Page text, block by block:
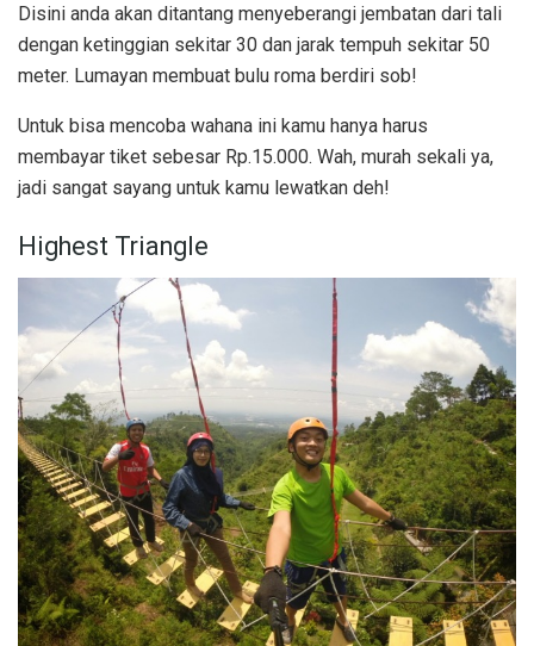
Disini anda akan ditantang menyeberangi jembatan dari tali
dengan ketinggian sekitar 30 dan jarak tempuh sekitar 50
meter. Lumayan membuat bulu roma berdiri sob!
Untuk bisa mencoba wahana ini kamu hanya harus
membayar tiket sebesar Rp.15.000. Wah, murah sekali ya,
jadi sangat sayang untuk kamu lewatkan deh!
Highest Triangle